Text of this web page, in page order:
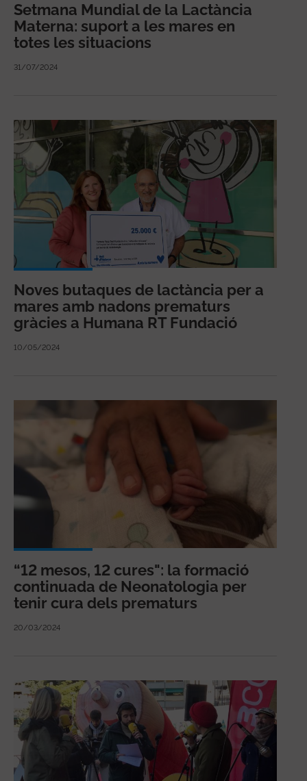
Setmana Mundial de la Lactància
Materna: suport a les mares en
totes les situacions
31/07/2024
Noves butaques de lactància per a
mares amb nadons prematurs
gràcies a Humana RT Fundació
10/05/2024
“12 mesos, 12 cures": la formació
continuada de Neonatologia per
tenir cura dels prematurs
20/03/2024